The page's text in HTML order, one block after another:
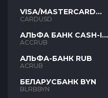
VISA/MASTERCARD
USD
CARDUSD
АЛЬФА БАНК CASH-IN
RUB
ACCRUB
АЛЬФА-БАНК RUB
ACRUB
БЕЛАРУСБАНК BYN
BLRBBYN